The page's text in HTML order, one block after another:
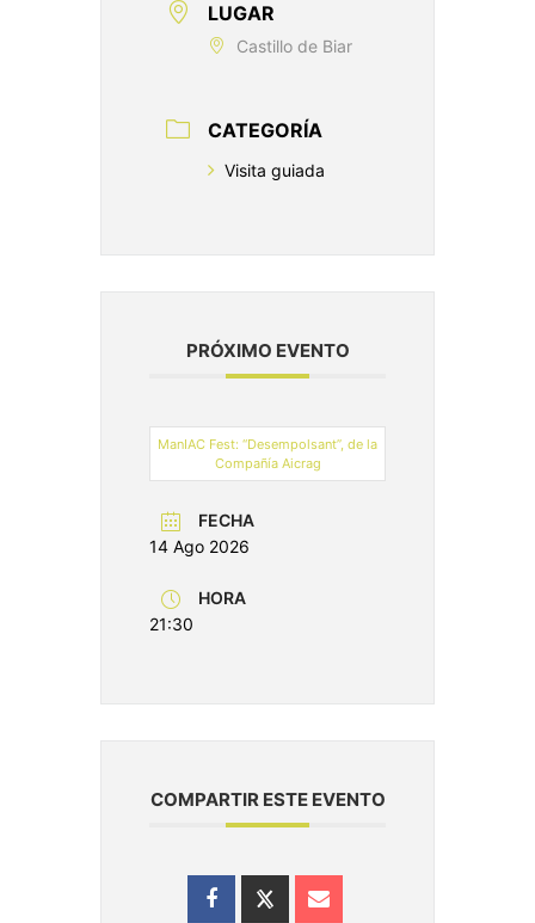
LUGAR
Castillo de Biar
CATEGORÍA
Visita guiada
PRÓXIMO EVENTO
ManIAC Fest: “Desempolsant”, de la
Compañía Aicrag
FECHA
14 Ago 2026
HORA
21:30
COMPARTIR ESTE EVENTO